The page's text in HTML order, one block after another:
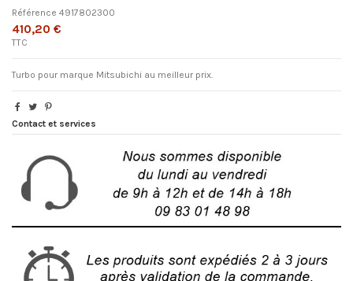
Référence 4917802300
410,20 €
TTC
Turbo pour marque Mitsubichi au meilleur prix.
Contact et services